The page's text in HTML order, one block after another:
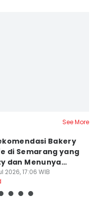
See More
Bakery
di Semarang yang
dan Menunya
2026, 17:06 WIB